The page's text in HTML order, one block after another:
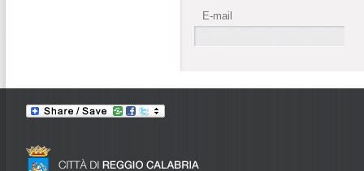
E-mail